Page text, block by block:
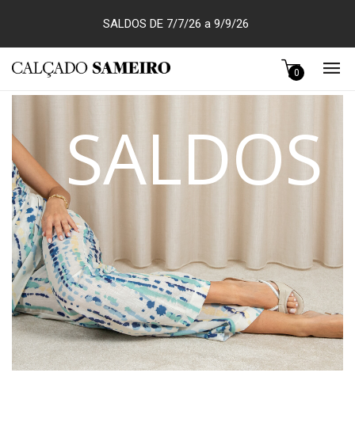
SALDOS DE 7/7/26 a 9/9/26
0
SALDOS